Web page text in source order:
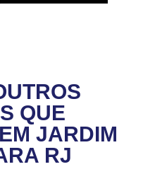
QUE
JARDIM
RJ